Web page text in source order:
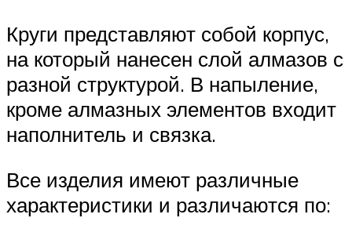
Круги представляют собой корпус,
на который нанесен слой алмазов с
разной структурой. В напыление,
кроме алмазных элементов входит
наполнитель и связка.
Все изделия имеют различные
характеристики и различаются по: